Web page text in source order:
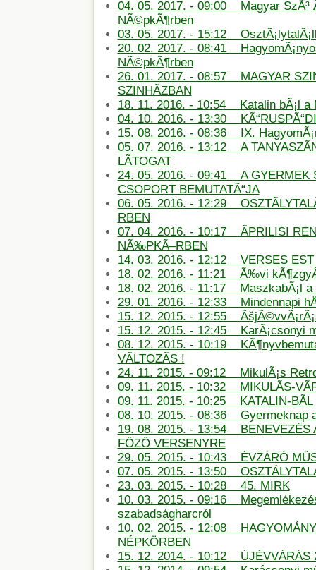
04. 05. 2017. - 09:00 Magyar SzÃ³
NÃ©pkÃ¶rben
03. 05. 2017. - 15:12
20. 02. 2017. - 08:41
NÃ©pkÃ¶rben
26. 01. 2017. - 08:57 MAGYAR
SZINHÃZBAN
18. 11. 2016. - 10:54 Katalin bÃ¡l a
04. 10. 2016. - 13:30
15. 08. 2016. - 08:36 IX.
05. 07. 2016. - 13:12 A
LÃTOGAT
24. 05. 2016. - 09:41 A GYERMEK
CSOPORT BEMUTATÃ“JA
06. 05. 2016. - 12:29
RBEN
07. 04. 2016. - 10:17 ÃPRILISI
NÃ‰PKÃ–RBEN
14. 03. 2016. - 12:12 VERSES
18. 02. 2016. - 11:21 Ã‰vi
18. 02. 2016. - 11:17 MaszkabÃ¡l a
29. 01. 2016. - 12:33 Mindennapi
15. 12. 2015. - 12:55
15. 12. 2015. - 12:45 KarÃ¡csonyi
08. 12. 2015. - 10:19
VÃLTOZÃS !
24. 11. 2015. - 09:12 MikulÃ¡s
09. 11. 2015. - 10:32 MIKULÃS-
09. 11. 2015. - 10:25 KATALIN-BÃL
08. 10. 2015. - 08:36 Gyermeknap
19. 08. 2015. - 13:54 BENEVEZÉS
FŐZŐ VERSENYRE
29. 05. 2015. - 10:43 ÉVZÁRÓ
07. 05. 2015. - 13:50
23. 03. 2015. - 10:28 45. MIRK
10. 03. 2015. - 09:16
szabadságharcról
10. 02. 2015. - 12:08
NÉPKÖRBEN
15. 12. 2014. - 10:12 ÚJÉVVÁRÁS